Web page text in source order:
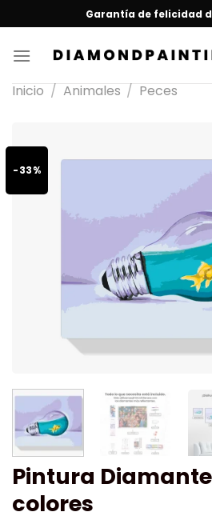
Garantía de felicidad
Inicio / Animales / Peces
-33%
Pintura Diamante
colores